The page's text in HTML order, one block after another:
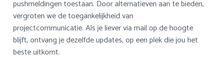
pushmeldingen toestaan. Door alternatieven aan te bieden,
vergroten we de toegankelijkheid van
projectcommunicatie. Als je liever via mail op de hoogte
blijft, ontvang je dezelfde updates, op een plek die jou het
beste uitkomt.